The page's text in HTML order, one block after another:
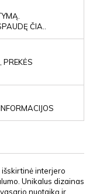
ČIA..
PREKĖS
išskirtinė interjero
Unikalus dizainas
nuotaiką ir